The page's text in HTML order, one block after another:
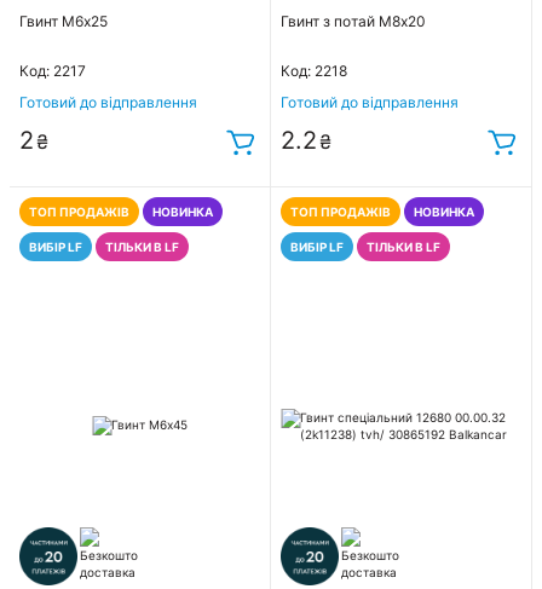
Гвинт М6х25
Код: 2217
Готовий до відправлення
2₴
Гвинт з потай М8х20
Код: 2218
Готовий до відправлення
2.2₴
ТОП ПРОДАЖІВ НОВИНКА
ВИБІР LF ТІЛЬКИ В LF
ТОП ПРОДАЖІВ НОВИНКА
ВИБІР LF ТІЛЬКИ В LF